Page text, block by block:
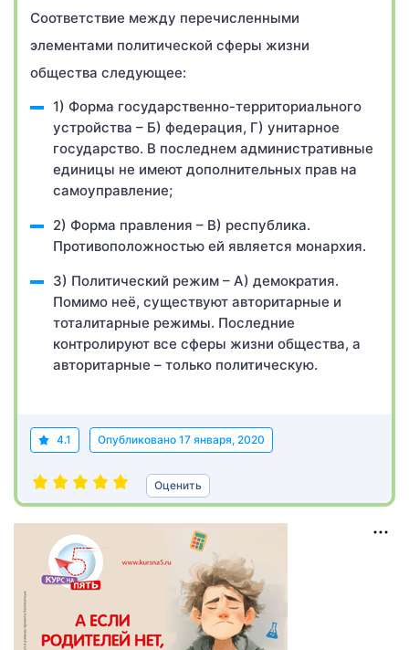
Соответствие между перечисленными
элементами политической сферы жизни
общества следующее:
1) Форма государственно-территориального
устройства – Б) федерация, Г) унитарное
государство. В последнем административные
единицы не имеют дополнительных прав на
самоуправление;
2) Форма правления – В) республика.
Противоположностью ей является монархия.
3) Политический режим – А) демократия.
Помимо неё, существуют авторитарные и
тоталитарные режимы. Последние
контролируют все сферы жизни общества, а
авторитарные – только политическую.
4.1 Опубликовано 17 января, 2020
Оценить